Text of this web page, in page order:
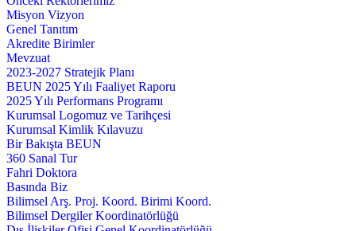
Misyon Vizyon
Genel Tanıtım
Akredite Birimler
Mevzuat
2023-2027 Stratejik Planı
BEUN 2025 Yılı Faaliyet Raporu
2025 Yılı Performans Programı
Kurumsal Logomuz ve Tarihçesi
Kurumsal Kimlik Kılavuzu
Bir Bakışta BEUN
360 Sanal Tur
Fahri Doktora
Basında Biz
Bilimsel Arş. Proj. Koord. Birimi Koord.
Bilimsel Dergiler Koordinatörlüğü